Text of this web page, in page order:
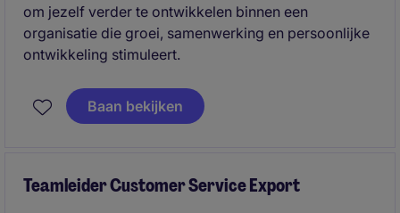
om jezelf verder te ontwikkelen binnen een
organisatie die groei, samenwerking en persoonlijke
ontwikkeling stimuleert.
Baan bekijken
Teamleider Customer Service Export